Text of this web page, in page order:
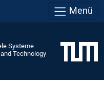
Menü
Systeme
Technology